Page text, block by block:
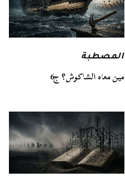
المصطبة
مين معاه الشاكوش؟ ج6